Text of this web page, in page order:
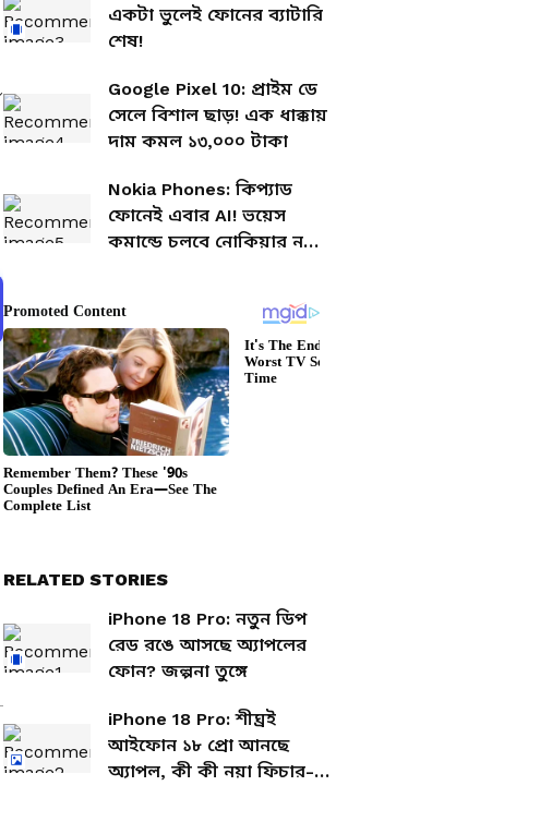
একটা ভুলেই ফোনের ব্যাটারি
শেষ!
Google Pixel 10: প্রাইম ডে
সেলে বিশাল ছাড়! এক ধাক্কায়
দাম কমল ১৩,০০০ টাকা
Nokia Phones: কিপ্যাড
ফোনেই এবার AI! ভয়েস
কমান্ডে চলবে নোকিয়ার নতুন
RELATED STORIES
iPhone 18 Pro: নতুন ডিপ
রেড রঙে আসছে অ্যাপলের
ফোন? জল্পনা তুঙ্গে
iPhone 18 Pro: শীঘ্রই
আইফোন ১৮ প্রো আনছে
অ্যাপল, কী কী নয়া ফিচার-